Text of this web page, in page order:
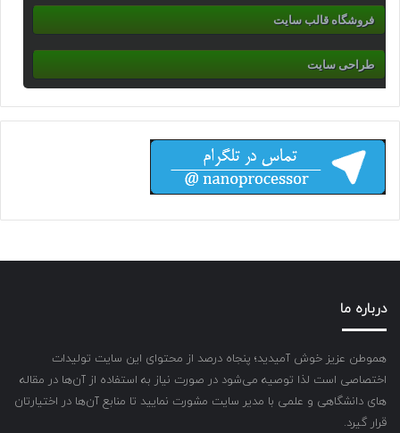
فروشگاه قالب سایت
طراحی سایت
درباره ما
هموطن عزیز خوش آمیدید؛ پنجاه درصد از محتوای این سایت تولیدات
اختصاصی است لذا توصیه می‌شود در صورت نیاز به استفاده از آن‌ها در مقاله
های دانشگاهی و علمی با مدیر سایت مشورت نمایید تا منابع آن‌ها در اختیارتان
قرار گیرد.